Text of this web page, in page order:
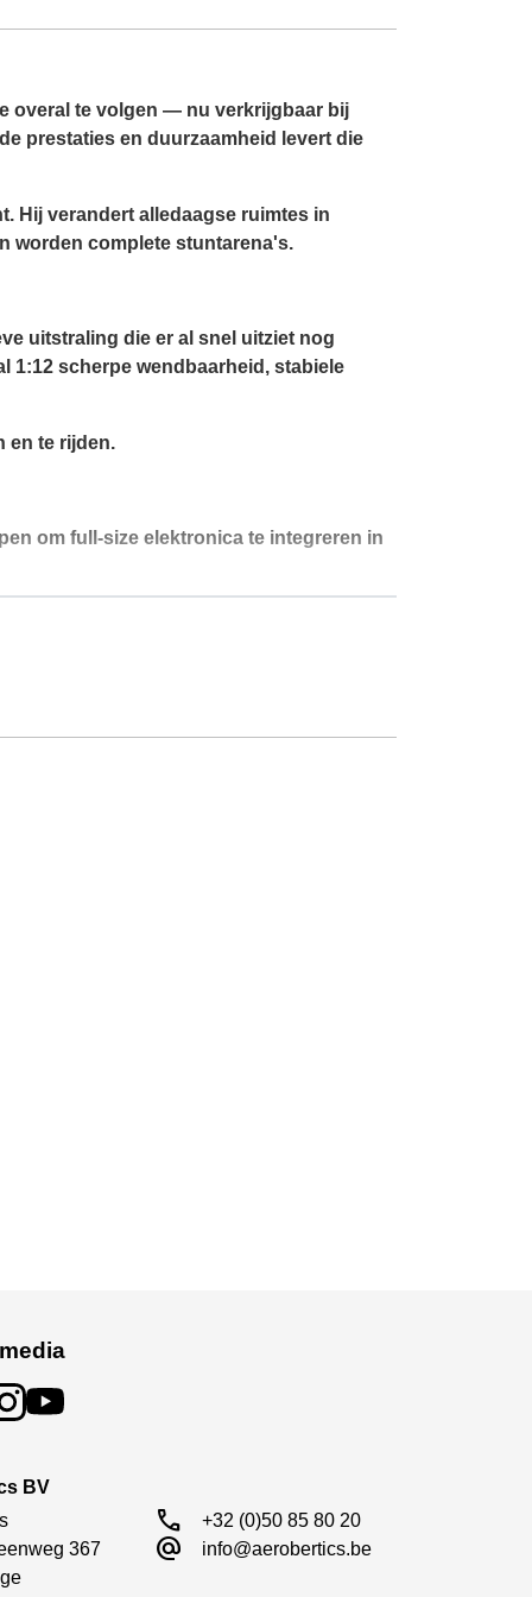
overal te volgen — nu verkrijgbaar bij
prestaties en duurzaamheid levert die
Hij verandert alledaagse ruimtes in
worden complete stuntarena's.
uitstraling die er al snel uitziet nog
1:12 scherpe wendbaarheid, stabiele
en te rijden.
om full-size elektronica te integreren in
je bij elke rit kunt voelen.
en eenvoudig onderhoud.
tussen de torens voor essentiële
BV
367
call +32 (0)50 85 80 20
alternate_email info@aerobertics.be